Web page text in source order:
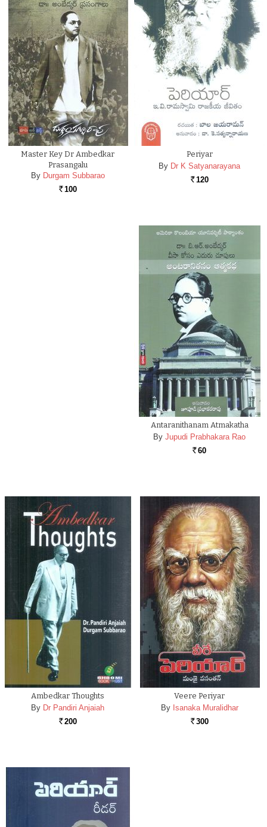
Master Key Dr Ambedkar
Prasangalu
By Durgam Subbarao
Rs. 100
Periyar
By Dr K Satyanarayana
Rs. 120
Antaranithanam Atmakatha
By Jupudi Prabhakara Rao
Rs. 60
Ambedkar Thoughts
By Dr Pandiri Anjaiah
Rs. 200
Veere Periyar
By Isanaka Muralidhar
Rs. 300